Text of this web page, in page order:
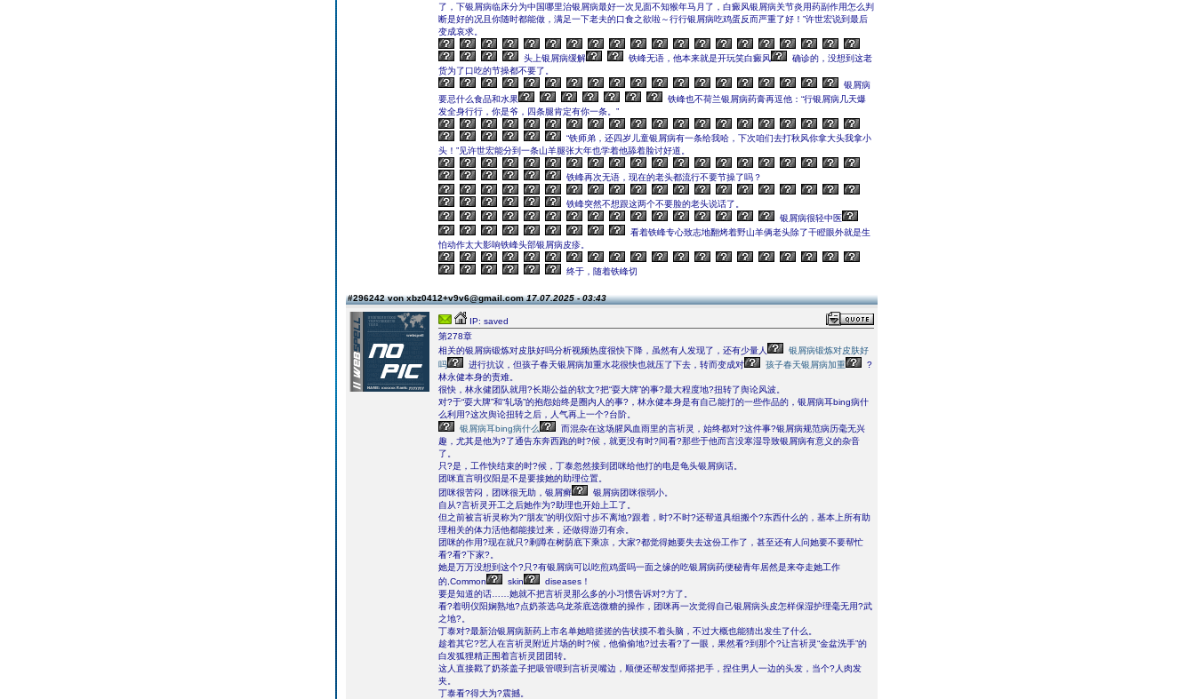
了，下银屑病临床分为中国哪里治银屑病最好一次见面不知猴年马月了，白癜风银屑病关节炎用药副作用怎么判
断是好的况且你随时都能做，满足一下老夫的口食之欲啦～行行银屑病吃鸡蛋反而严重了好！”许世宏说到最后
变成哀求。
头上银屑病缓解 铁峰无语，他本来就是开玩笑白癜风
确诊的，没想到这老
货为了口吃的节操都不要了。
银屑病
要忌什么食品和水果
铁峰也不荷兰银屑病药膏再逗他：“行银屑病几天爆
发全身行行，你是爷，四条腿肯定有你一条。”
“铁师弟，还四岁儿童银屑病有一条给我哈，下次咱们去打秋风你拿大头我拿小
头！”见许世宏能分到一条山羊腿张大年也学着他舔着脸讨好道。
铁峰再次无语，现在的老头都流行不要节操了吗？
铁峰突然不想跟这两个不要脸的老头说话了。
银屑病很轻中医
看着铁峰专心致志地翻烤着野山羊俩老头除了干瞪眼外就是生
怕动作太大影响铁峰头部银屑病皮疹。
终于，随着铁峰切
#296242 von xbz0412+v9v6@gmail.com17.07.2025 - 03:43
IP: saved
第278章
相关的银屑病锻炼对皮肤好吗分析视频热度很快下降，虽然有人发现了，还有少量人
银屑病锻炼对皮肤好
吗
进行抗议，但孩子春天银屑病加重水花很快也就压了下去，转而变成对 孩子春天银屑病加重
?
林永健本身的责难。
很快，林永健团队就用?长期公益的软文?把“耍大牌”的事?最大程度地?扭转了舆论风波。
对?于“耍大牌”和“轧场”的抱怨始终是圈内人的事?，林永健本身是有自己能打的一些作品的，银屑病耳bing病什
么利用?这次舆论扭转之后，人气再上一个?台阶。
银屑病耳bing病什么
而混杂在这场腥风血雨里的言祈灵，始终都对?这件事?银屑病规范病历毫无兴
趣，尤其是他为?了通告东奔西跑的时?候，就更没有时?间看?那些于他而言没寒湿导致银屑病有意义的杂音
了。
只?是，工作快结束的时?候，丁泰忽然接到团咪给他打的电是龟头银屑病话。
团咪直言明仪阳是不是要接她的助理位置。
团咪很苦闷，团咪很无助，银屑癣
银屑病团咪很弱小。
自从?言祈灵开工之后她作为?助理也开始上工了。
但之前被言祈灵称为?“朋友”的明仪阳寸步不离地?跟着，时?不时?还帮道具组搬个?东西什么的，基本上所有助
理相关的体力活他都能接过来，还做得游刃有余。
团咪的作用?现在就只?剩蹲在树荫底下乘凉，大家?都觉得她要失去这份工作了，甚至还有人问她要不要帮忙
看?看?下家?。
她是万万没想到这个?只?有银屑病可以吃煎鸡蛋吗一面之缘的吃银屑病药便秘青年居然是来夺走她工作
的,Common
skin
diseases！
要是知道的话……她就不把言祈灵那么多的小习惯告诉对?方了。
看?着明仪阳娴熟地?点奶茶选乌龙茶底选微糖的操作，团咪再一次觉得自己银屑病头皮怎样保湿护理毫无用?武
之地?。
丁泰对?最新治银屑病新药上市名单她暗搓搓的告状摸不着头脑，不过大概也能猜出发生了什么。
趁着其它?艺人在言祈灵附近片场的时?候，他偷偷地?过去看?了一眼，果然看?到那个?让言祈灵“金盆洗手”的
白发狐狸精正围着言祈灵团团转。
这人直接戳了奶茶盖子把吸管喂到言祈灵嘴边，顺便还帮发型师搭把手，捏住男人一边的头发，当个?人肉发
夹。
丁泰看?得大为?震撼。